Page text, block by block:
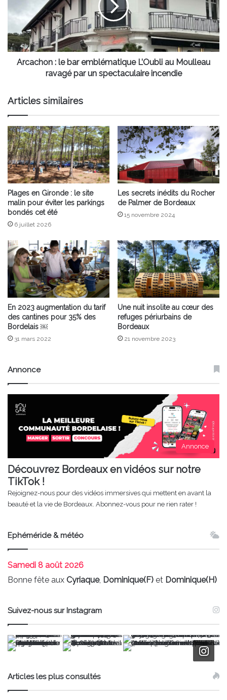
emblématique
Moulleau
ravagé
Arcachon : le bar emblématique L’Oubli au Moulleau
ravagé par un spectaculaire incendie
Articles similaires
Plages en Gironde : le site
malin pour éviter les parkings
bondés cet été
6 juillet 2026
Les secrets inédits du Rocher
de Palmer de Bordeaux
15 novembre 2024
En 2023 augmentation du tarif
des cantines pour 35% des
Bordelais ￼
31 mars 2022
Une nuit insolite au cœur des
refuges périurbains de
Bordeaux
21 novembre 2023
Annonce
Annonce
Découvrez Bordeaux en vidéos sur notre
TikTok !
Rejoignez-nous pour des vidéos immersives qui mettent en avant la
beauté et la vie de Bordeaux. Abonnez-vous pour ne rien rater !
Ephéméride & météo
Samedi 8 août 2026
Bonne fête aux Cyriaque, Dominique(F) et Dominique(H)
Suivez-nous sur Instagram
Articles les plus consultés